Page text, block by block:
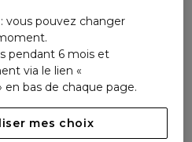
: vous pouvez changer
pendant 6 mois et
via le lien «
en bas de chaque page.
mes choix